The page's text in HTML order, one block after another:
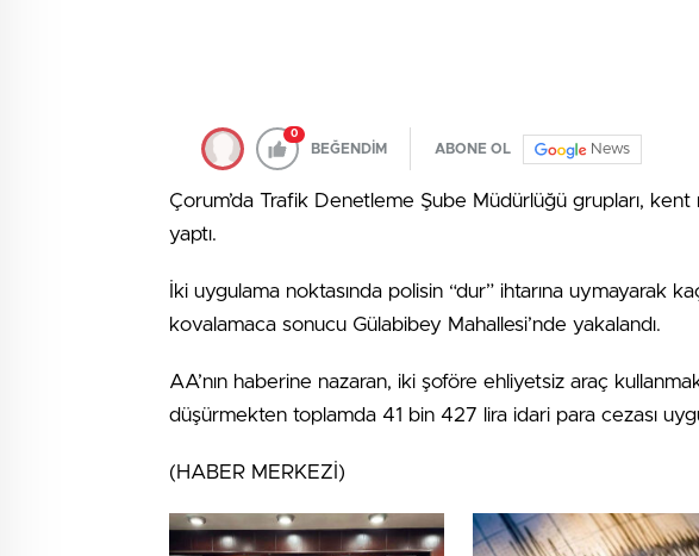
0
BEĞENDİM ABONE OL News
Çorum’da Trafik Denetleme Şube Müdürlüğü grupları,
yaptı.
İki uygulama noktasında polisin “dur” ihtarına uymayarak
kovalamaca sonucu Gülabibey Mahallesi’nde yakalandı.
AA’nın haberine nazaran, iki şoföre ehliyetsiz araç
düşürmekten toplamda 41 bin 427 lira idari para cezası
(HABER MERKEZİ)